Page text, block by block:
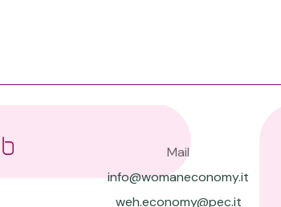
Mail
info@womaneconomy.it
weh.economy@pec.it